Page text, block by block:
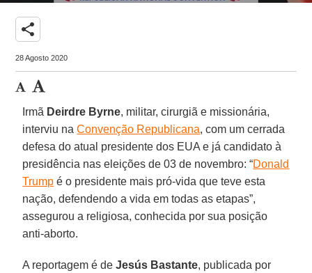
share
28 Agosto 2020
Irmã Deirdre Byrne, militar, cirurgiã e missionária,
interviu naConvenção Republicana, com um cerrada
defesa do atual presidente dos EUA e já candidato à
presidência nas eleições de 03 de novembro: “Donald
Trump é o presidente mais pró-vida que teve esta
nação, defendendo a vida em todas as etapas”,
assegurou a religiosa, conhecida por sua posição
anti-aborto.
A reportagem é deJesús Bastante, publicada por